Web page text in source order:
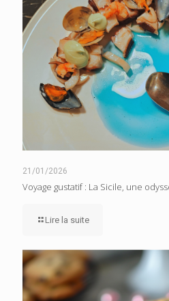
21/01/2026
Voyage gustatif : La Sicile, une
Lire la suite